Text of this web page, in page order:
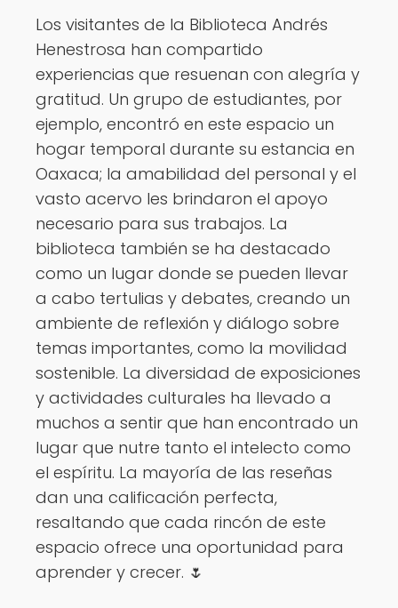
Los visitantes de la Biblioteca Andrés
Henestrosa han compartido
experiencias que resuenan con alegría y
gratitud. Un grupo de estudiantes, por
ejemplo, encontró en este espacio un
hogar temporal durante su estancia en
Oaxaca; la amabilidad del personal y el
vasto acervo les brindaron el apoyo
necesario para sus trabajos. La
biblioteca también se ha destacado
como un lugar donde se pueden llevar
a cabo tertulias y debates, creando un
ambiente de reflexión y diálogo sobre
temas importantes, como la movilidad
sostenible. La diversidad de exposiciones
y actividades culturales ha llevado a
muchos a sentir que han encontrado un
lugar que nutre tanto el intelecto como
el espíritu. La mayoría de las reseñas
dan una calificación perfecta,
resaltando que cada rincón de este
espacio ofrece una oportunidad para
aprender y crecer. 🌷